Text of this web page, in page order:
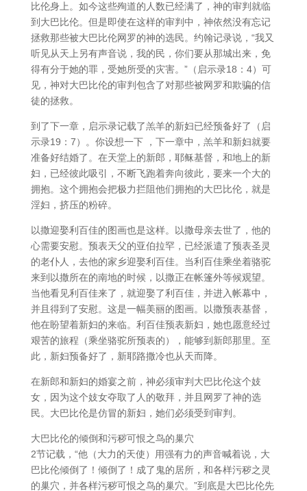
比伦身上。如今这些殉道的人数已经满了，神的审判就临
到大巴比伦。但是即使在这样的审判中，神依然没有忘记
拯救那些被大巴比伦网罗的神的选民。约翰记录说，“我又
听见从天上另有声音说，我的民，你们要从那城出来，免
得有分于她的罪，受她所受的灾害。”（启示录18：4）可
见，神对大巴比伦的审判包含了对那些被网罗和欺骗的信
徒的拯救。
到了下一章，启示录记载了羔羊的新妇已经预备好了（启
示录19：7）。你设想一下 ，下一章中，羔羊和新妇就要
准备好结婚了。在天堂上的新郎，耶稣基督，和地上的新
妇，已经彼此吸引，不断飞跑着奔向彼此，要来一个大的
拥抱。这个拥抱会把极力拦阻他们拥抱的大巴比伦，就是
淫妇，挤压的粉碎。
以撒迎娶利百佳的图画也是这样。以撒母亲去世了，他的
心需要安慰。预表天父的亚伯拉罕，已经派遣了预表圣灵
的老仆人，去他的家乡迎娶利百佳。当利百佳乘坐着骆驼
来到以撒所在的南地的时候，以撒正在帐篷外等候观望。
当他看见利百佳来了，就迎娶了利百佳，并进入帐幕中，
并且得到了安慰。这是一幅美丽的图画。以撒预表基督，
他在盼望着新妇的来临。利百佳预表新妇，她也愿意经过
艰苦的旅程（乘坐骆驼所预表的），能够到新郎那里。至
此，新妇预备好了，新耶路撒冷也从天而降。
在新郎和新妇的婚宴之前，神必须审判大巴比伦这个妓
女，因为这个妓女夺取了人的敬拜，并且网罗了神的选
民。大巴比伦是仿冒的新妇，她们必须受到审判。
大巴比伦的倾倒和污秽可恨之鸟的巢穴
2节记载，“他（大力的天使）用强有力的声音喊着说，大
巴比伦倾倒了！倾倒了！成了鬼的居所，和各样污秽之灵
的巢穴，并各样污秽可恨之鸟的巢穴。”到底是大巴比伦先